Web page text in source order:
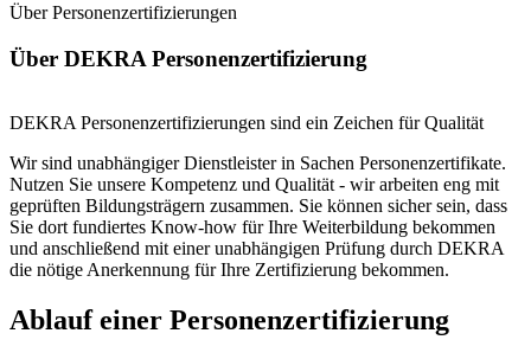
Über Personenzertifizierungen
Über DEKRA Personenzertifizierung
DEKRA Personenzertifizierungen sind ein Zeichen für Qualität
Wir sind unabhängiger Dienstleister in Sachen Personenzertifikate.
Nutzen Sie unsere Kompetenz und Qualität - wir arbeiten eng mit
geprüften Bildungsträgern zusammen. Sie können sicher sein, dass
Sie dort fundiertes Know-how für Ihre Weiterbildung bekommen
und anschließend mit einer unabhängigen Prüfung durch DEKRA
die nötige Anerkennung für Ihre Zertifizierung bekommen.
Ablauf einer Personenzertifizierung